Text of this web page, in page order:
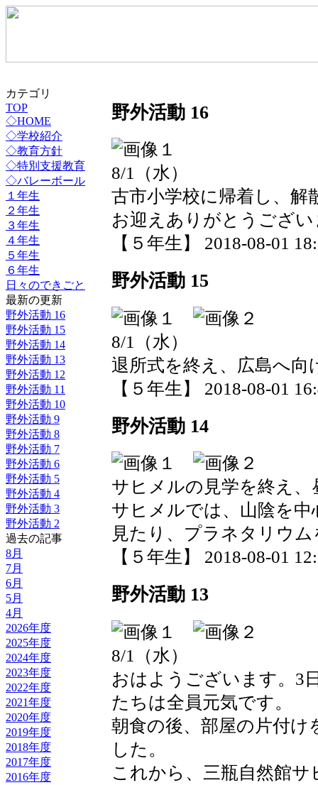
カテゴリ
TOP
◇HOME
◇学校紹介
◇教育方針
◇特別支援教育
◇バレーボール
１年生
２年生
３年生
４年生
５年生
６年生
日々のできごと
最新の更新
野外活動 16
野外活動 15
野外活動 14
野外活動 13
野外活動 12
野外活動 11
野外活動 10
野外活動 9
野外活動 8
野外活動 7
野外活動 6
野外活動 5
野外活動 4
野外活動 3
野外活動 2
過去の記事
8月
7月
6月
5月
4月
2026年度
2025年度
2024年度
2023年度
2022年度
2021年度
2020年度
2019年度
2018年度
2017年度
2016年度
野外活動 16
8/1（水）
古市小学校に帰着し、解
お迎えありがとうござ
【５年生】 2018-08-01
野外活動 15
8/1（水）
退所式を終え、広島へ向
【５年生】 2018-08-01
野外活動 14
サヒメルの見学を終え
サヒメルでは、山陰を
見たり、プラネタリウ
【５年生】 2018-08-01
野外活動 13
8/1（水）
おはようございます。3
たちは全員元気です。
朝食の後、部屋の片付
した。
これから、三瓶自然館